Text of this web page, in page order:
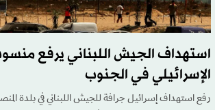
استهداف الجيش اللبناني يرفع
الإسرائيلي في الجنوب
رفع استهداف إسرائيل جرافة للجيش اللبناني في بلدة